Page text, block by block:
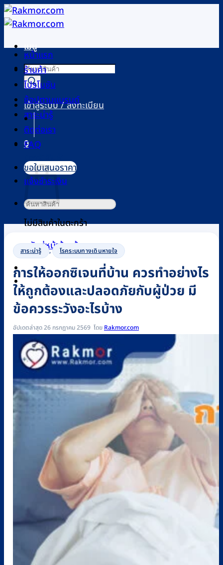
ข้าม
ไป
เนื้อหาเมนู
Products
search
เข้าสู่ระบบ / ลงทะเบียน
0
ไม่มีสินค้าในตะกร้า
กลับสู่หน้าร้านค้า
0
หน้าแรก
ร้านค้า
โปรโมชัน
ช้อปตามแบรนด์
สาระน่ารู้
ติดต่อเรา
FAQ
ขอใบเสนอราคา
แจ้งชำระเงิน
ค้นหา:
สาระน่ารู้ , โรคระบบทางเดินหายใจ
การให้ออกซิเจนที่บ้าน ควรทำอย่างไร
ให้ถูกต้องและปลอดภัยกับผู้ป่วย มี
ข้อควรระวังอะไรบ้าง
อัปเดตล่าสุด 26 กรกฎาคม 2569 Rakmor.com